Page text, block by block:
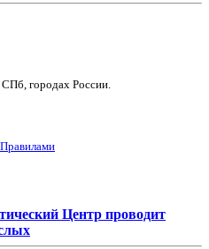
городах России.
Правилами
Центр проводит